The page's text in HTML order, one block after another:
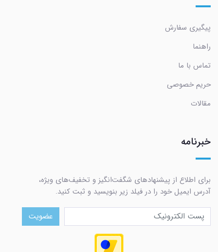
پیگیری سفارش
راهنما
تماس با ما
حریم خصوصی
مقالات
خبرنامه
برای اطلاع از پیشنهادهای شگفت‌انگیز و تخفیف‌های ویژه،
آدرس ایمیل خود را در فیلد زیر بنویسید و ثبت کنید.
عضویت